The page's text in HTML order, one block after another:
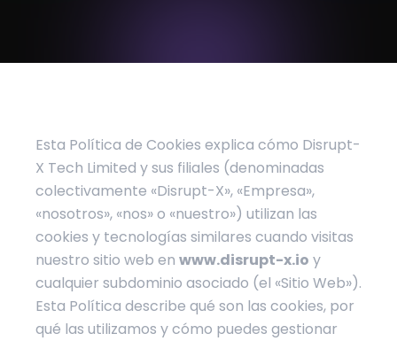
Esta Política de Cookies explica cómo Disrupt-
X Tech Limited y sus filiales (denominadas
colectivamente «Disrupt-X», «Empresa»,
«nosotros», «nos» o «nuestro») utilizan las
cookies y tecnologías similares cuando visitas
nuestro sitio web en www.disrupt-x.io y
cualquier subdominio asociado (el «Sitio Web»).
Esta Política describe qué son las cookies, por
qué las utilizamos y cómo puedes gestionar